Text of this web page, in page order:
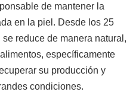
de mantener la
en la piel. Desde los 25
reduce de manera natural,
específicamente
su producción y
condiciones.